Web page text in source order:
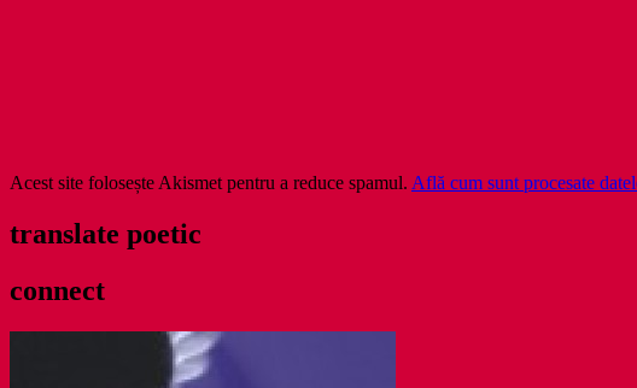
Acest site folosește Akismet pentru a reduce spamul. Află cum sunt procesate
translate poetic
connect